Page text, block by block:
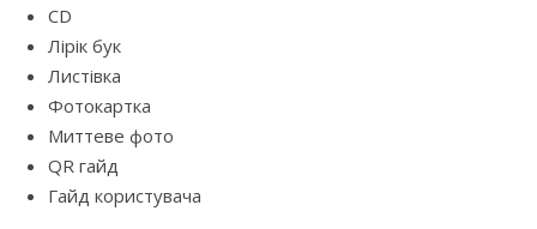
CD
Лірік бук
Листівка
Фотокартка
Миттеве фото
QR гайд
Гайд користувача